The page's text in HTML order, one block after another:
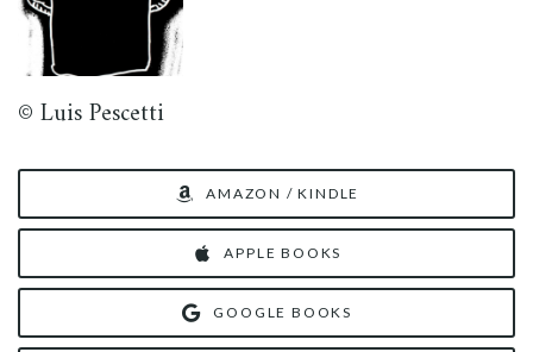
© Luis Pescetti
AMAZON / KINDLE
APPLE BOOKS
GOOGLE BOOKS